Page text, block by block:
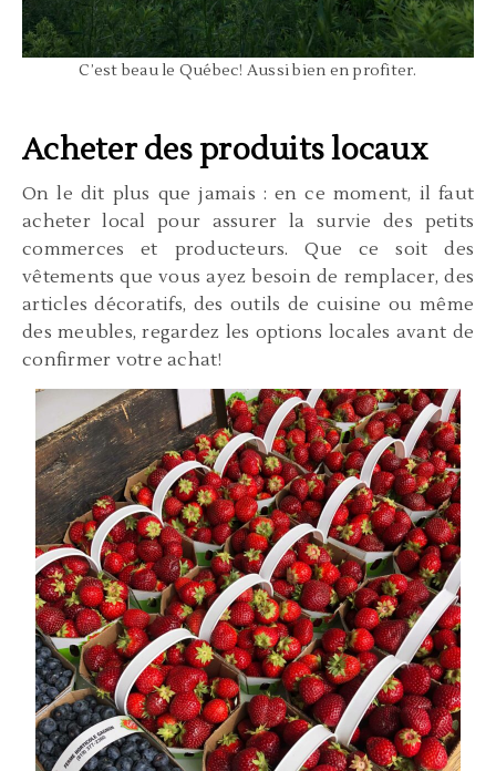
C’est beau le Québec! Aussi bien en profiter.
Acheter des produits locaux
On le dit plus que jamais : en ce moment, il faut
acheter local pour assurer la survie des petits
commerces et producteurs. Que ce soit des
vêtements que vous ayez besoin de remplacer, des
articles décoratifs, des outils de cuisine ou même
des meubles, regardez les options locales avant de
confirmer votre achat!